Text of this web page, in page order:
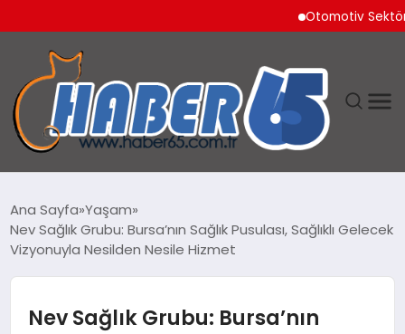
Otomotiv Sektörü
YAŞAM
Ana Sayfa Yaşam
Nev Sağlık Grubu: Bursa’nın Sağlık Pusulası, Sağlıklı Gelecek
Vizyonuyla Nesilden Nesile Hizmet
Nev Sağlık Grubu: Bursa’nın